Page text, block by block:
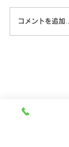
コメントを追加…